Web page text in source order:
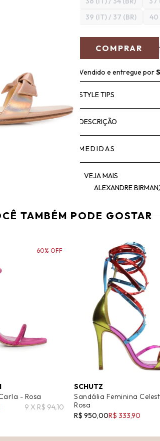
39 (IT) / 37 (BR)
40
COMPRAR
Vendido e entregue por
STYLE TIPS
DESCRIÇÃO
MEDIDAS
VEJA MAIS
ALEXANDRE BIRMAN
TAMBÉM PODE GOSTAR
- Rosa
9 X R$ 94,10
60% OFF
SCHUTZ
Sandália Feminina
Rosa
R$ 950,00R$ 333,90